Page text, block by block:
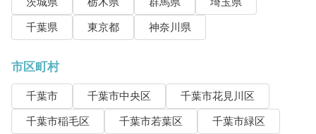
千葉県
東京都 神奈川県
市区町村
千葉市 千葉市中央区
千葉市花見川区
千葉市稲毛区
千葉市若葉区
千葉市緑区